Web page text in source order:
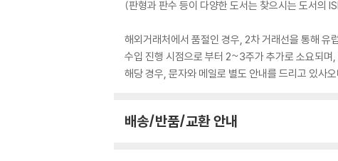
(판형과 판수 등이 다양한 도서는 찾으시는 도서의
해외거래처에서 품절인 경우, 2차 거래선을 통해 유
수입 진행 시점으로 부터 2~3주가 추가로 소요되며
해당 경우, 문자와 메일로 별도 안내를 드리고 있사
배송/반품/교환 안내